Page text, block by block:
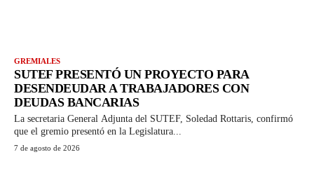
GREMIALES
SUTEF PRESENTÓ UN PROYECTO PARA
DESENDEUDAR A TRABAJADORES CON
DEUDAS BANCARIAS
La secretaria General Adjunta del SUTEF, Soledad Rottaris, confirmó
que el gremio presentó en la Legislatura...
7 de agosto de 2026